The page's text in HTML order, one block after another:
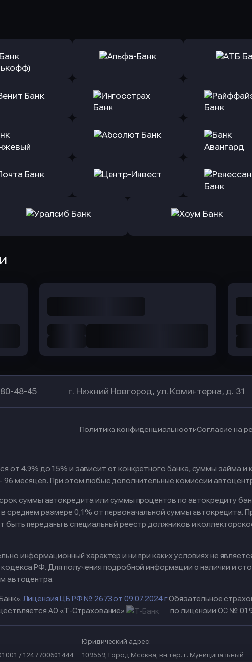
заявку
Оправить заявку
в Альфа-Банк
Оправить
в АТБ
заявку
Банк
Оправить заявку
Оправить
в
заявку
Оправить заявку
Оправить
в Банк
заявку
Оправить
48-45 г. Нижний Новгород, ул. Коминтерна, д. 31
Политика конфиденциальностиСогласие на
от 4.9% до 15% и зависит от конкретного банка, суммы займа
месяцев. При этом любые дополнительные комиссии
суммы автокредита или суммы процентов по автокредиту
среднем размере 0,1% от первоначальной суммы автокредита.
быть переданы в специальный реестр должников и
информационный характер и ни при каких условиях не
РФ. Для получения подробной информации о наличии и
автоцентра.
Лицензия ЦБ РФ № 2673 от 09.07.2024 гОбязательное
АО «Т-Страхование»
по лицензии ОС №
/ 1247700601444
Юридический адрес:
109559, Город Москва, вн.тер. г. Муниципальный